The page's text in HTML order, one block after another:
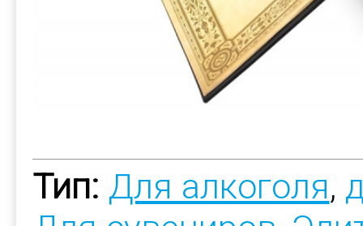
Тип: Для алкоголя,